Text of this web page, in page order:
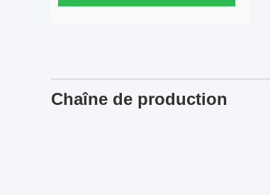
Chaîne de production